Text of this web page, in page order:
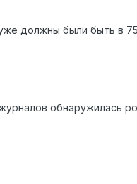
должны были быть в
обнаружилась